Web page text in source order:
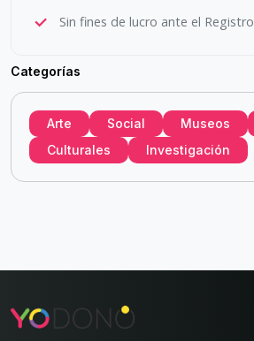
Sin fines de lucro ante el
Categorías
Arte Social Museos
Culturales
Investigación